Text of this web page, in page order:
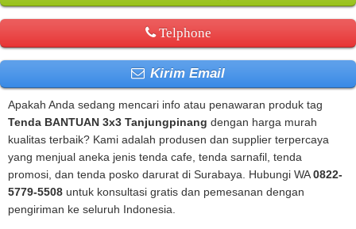
Telphone
Kirim Email
Apakah Anda sedang mencari info atau penawaran produk tag
Tenda BANTUAN 3x3 Tanjungpinang dengan harga murah
kualitas terbaik? Kami adalah produsen dan supplier terpercaya
yang menjual aneka jenis tenda cafe, tenda sarnafil, tenda
promosi, dan tenda posko darurat di Surabaya. Hubungi WA0822-
5779-5508 untuk konsultasi gratis dan pemesanan dengan
pengiriman ke seluruh Indonesia.